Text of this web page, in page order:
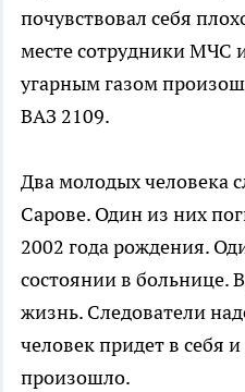
почувствовал себя
месте сотрудники МЧС
угарным газом
ВАЗ 2109.
Два молодых человека
Сарове. Один из них
2002 года рождения.
состоянии в больнице.
жизнь. Следователи
человек придет в себя и
произошло.